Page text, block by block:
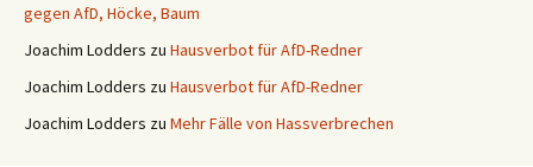
gegen AfD, Höcke, Baum
Joachim Lodders zu Hausverbot für AfD-Redner
Joachim Lodders zu Hausverbot für AfD-Redner
Joachim Lodders zu Mehr Fälle von Hassverbrechen